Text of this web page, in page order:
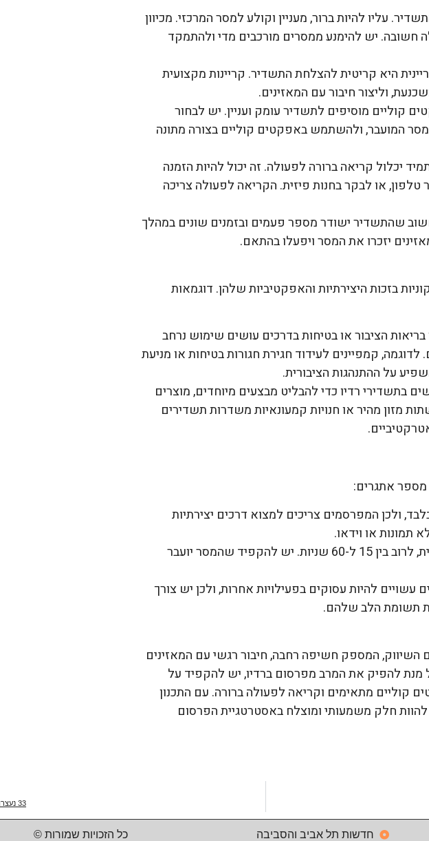
עליו להיות ברור, מעניין וקולע למסר המרכזי. מכיוון
חשובה. יש להימנע ממסרים מורכבים מדי ולהתמקד
היא קריטית להצלחת התשדיר. קריינות מקצועית
וליצור חיבור עם המאזינים.
קוליים מוסיפים לתשדיר עומק ועניין. יש לבחור
המועבר, ולהשתמש באפקטים קוליים בצורה מתונה
יכלול קריאה ברורה לפעולה. זה יכול להיות הזמנה
או לבקר בחנות פיזית. הקריאה לפעולה צריכה
שהתשדיר ישודר מספר פעמים ובזמנים שונים במהלך
יזכרו את המסר ויפעלו בהתאם.
בזכות היצירתיות והאפקטיביות שלהן. דוגמאות
בריאות הציבור או בטיחות בדרכים עושים שימוש נרחב
לדוגמה, קמפיינים לעידוד חגירת חגורות בטיחות או מניעת
על ההתנהגות הציבורית.
בתשדירי רדיו כדי להבליט מבצעים מיוחדים, מוצרים
מזון מהיר או חנויות קמעונאיות משדרות תשדירים
מספר אתגרים:
ולכן המפרסמים צריכים למצוא דרכים יצירתיות
תמונות או וידאו.
: תשדירי רדיו הם קצרים יחסית, לרוב בין 15 ל-60 שניות. יש להקפיד שהמסר יועבר
עשויים להיות עסוקים בפעילויות אחרות, ולכן יש צורך
תשומת הלב שלהם.
השיווק, המספק חשיפה רחבה, חיבור רגשי עם המאזינים
מנת להפיק את המרב מפרסום ברדיו, יש להקפיד על
קוליים מתאימים וקריאה לפעולה ברורה. עם התכנון
להוות חלק משמעותי ומוצלח באסטרטגיית הפרסום
33 נעצרו בעימותים עם המשטרה בקפלן
חדשות תל אביב והסביבה כל הזכויות שמורות ©